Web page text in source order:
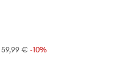
59,99 € -10%